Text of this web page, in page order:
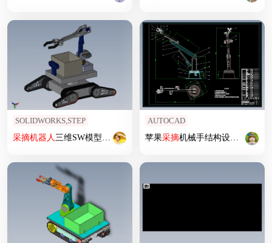
SOLIDWORKS,STEP
采摘机器人 三维SW模型1385041
AUTOCAD
苹果采摘机械手结构设计 水果 采